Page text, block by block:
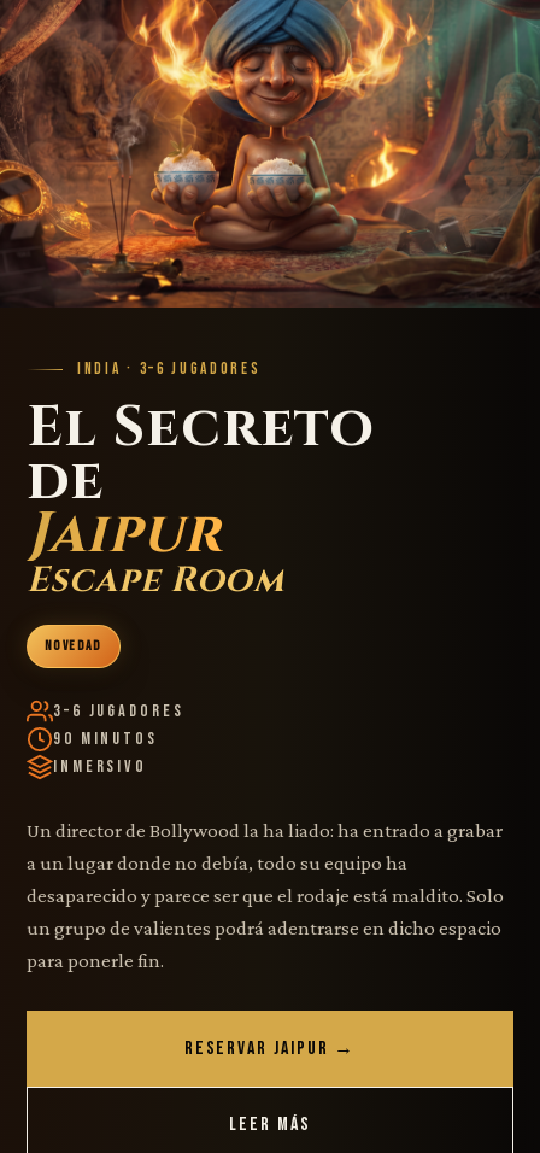
INDIA · 3–6 JUGADORES
El Secreto
de
Jaipur
Escape Room
NOVEDAD
3–6 Jugadores
90 Minutos
Inmersivo
Un director de Bollywood la ha liado: ha entrado a grabar
a un lugar donde no debía, todo su equipo ha
desaparecido y parece ser que el rodaje está maldito. Solo
un grupo de valientes podrá adentrarse en dicho espacio
para ponerle fin.
RESERVAR JAIPUR →
LEER MÁS